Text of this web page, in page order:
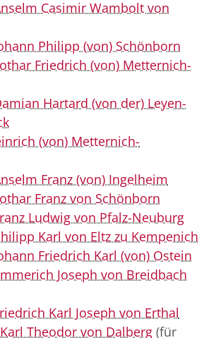
Casimir Wambolt von
Philipp (von) Schönborn
Friedrich (von) Metternich-
Hartard (von der) Leyen-
(von) Metternich-
Franz (von) Ingelheim
Franz von Schönborn
Ludwig von Pfalz-Neuburg
Karl von Eltz zu Kempenich
Friedrich Karl (von) Ostein
Joseph von Breidbach
Karl Joseph von Erthal
Theodor von Dalberg (für